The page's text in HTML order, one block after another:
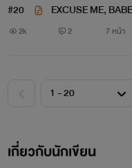
#20
EXCUSE ME,
3/3
2k 2 7 หน้า
เกี่ยวกับนักเขียน